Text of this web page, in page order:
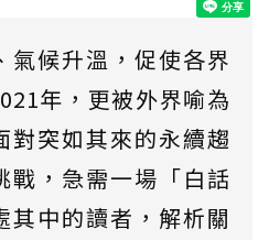
氣候升溫，促使各界
年，更被外界喻為
對突如其來的永續趨
戰，急需一場「白話
其中的讀者，解析關